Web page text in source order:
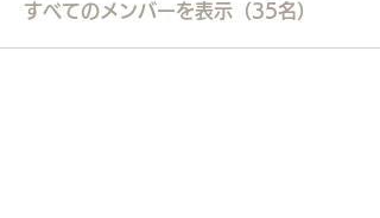
すべてのメンバーを表示（35名）